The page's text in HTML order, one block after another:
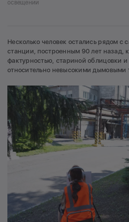
освещении
Несколько человек остались рядом
станции, построенным 90 лет назад,
фактурностью, стариной облицовки и
относительно невысокими дымовыми